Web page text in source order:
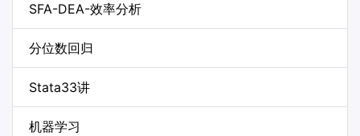
SFA-DEA-效率分析
分位数回归
Stata33讲
机器学习